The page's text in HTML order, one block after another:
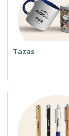
Tazas